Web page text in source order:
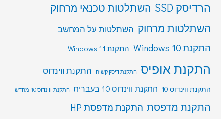
הרדיסק SSD
השתלטות טכנאי מרחוק
השתלטות מרחוק השתלטות על המחשב
התקנת Windows 10 התקנת Windows 11
התקנת אופיס התקנת דיסק קשיח התקנת ווינדוס
התקנת ווינדוס 10 התקנת ווינדוס 10 בעברית התקנת ווינדוס 10 מחדש
התקנת מדפסת התקנת מדפסת HP